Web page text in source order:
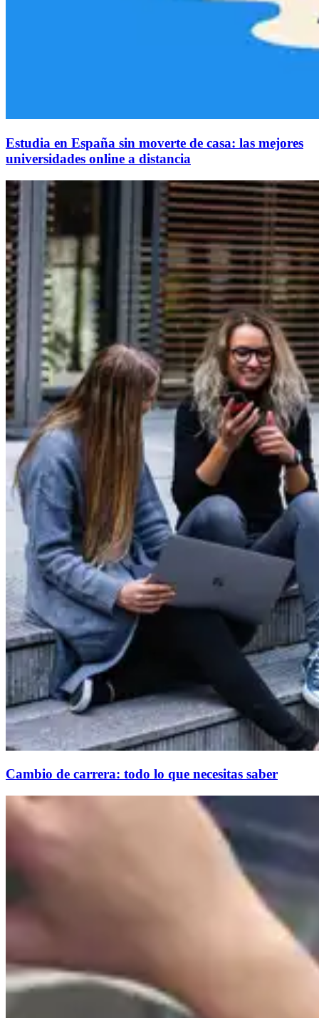
Estudia en España sin moverte de casa: las mejores
universidades online a distancia
Cambio de carrera: todo lo que necesitas saber